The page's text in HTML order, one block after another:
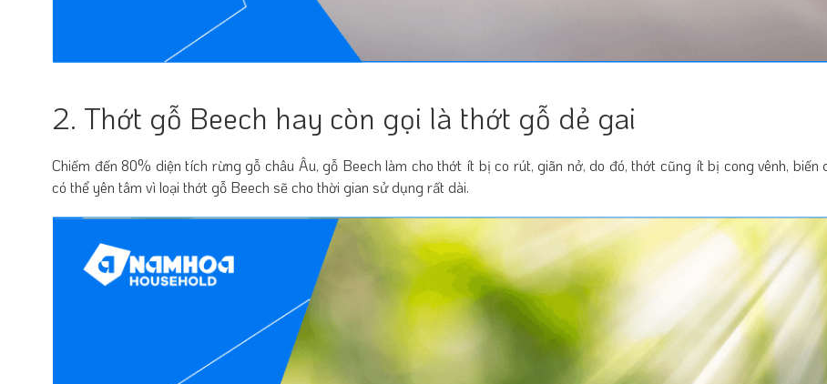
2. Thớt gỗ Beech hay còn gọi là thớt gỗ dẻ gai
Chiếm đến 80% diện tích rừng gỗ châu Âu, gỗ Beech làm cho thớt ít bị co rút, giãn nở, do đó, thớt cũng ít bị cong vênh, biến
có thể yên tâm vì loại thớt gỗ Beech sẽ cho thời gian sử dụng rất dài.